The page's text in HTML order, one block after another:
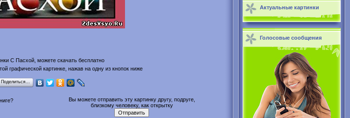
С Пасхой, можете скачать бесплатно
графической картинке, нажав на одну из кнопок ниже
Поделиться…
Вы можете отправить эту картинку другу, подруге,
близкому человеку, как открытку
Актуальные картинки
Голосовые сообщения